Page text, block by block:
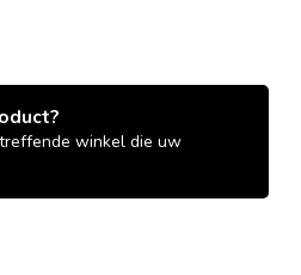
winkel die uw